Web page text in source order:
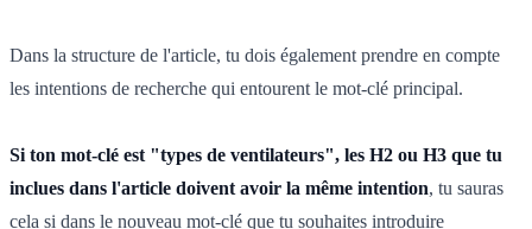
Dans la structure de l'article, tu dois également prendre en compte
les intentions de recherche qui entourent le mot-clé principal.
Si ton mot-clé est "types de ventilateurs", les H2 ou H3 que tu
inclues dans l'article doivent avoir la même intention, tu sauras
cela si dans le nouveau mot-clé que tu souhaites introduire